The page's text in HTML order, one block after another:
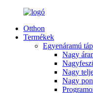
Otthon
Termékek
Egyenáramú
Nagy
Nagy
Nagy